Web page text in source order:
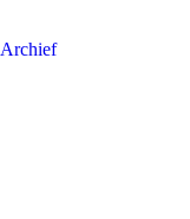
Archief